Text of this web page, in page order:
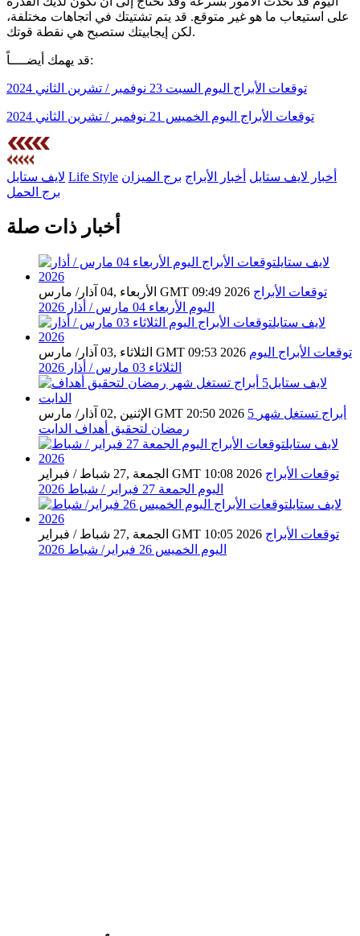
على استيعاب ما هو غير متوقع. قد يتم تشتيتك في اتجاهات مختلفة،
لكن إيجابيتك ستصبح هي نقطة قوتك.
قد يهمك أيضــــاً:
توقعات الأبراج اليوم السبت 23 نوفمبر / تشرين الثاني 2024
توقعات الأبراج اليوم الخميس 21 نوفمبر / تشرين الثاني 2024
لايف ستايل Life Style أخبار لايف ستايل أخبار الأبراج برج الميزان
برج الحمل
أخبار ذات صلة
الأربعاء ,04 آذار/ مارس GMT 09:49 2026 توقعات الأبراج
اليوم الأربعاء 04 مارس / أذار 2026
الثلاثاء ,03 آذار/ مارس GMT 09:53 2026 توقعات الأبراج اليوم
الثلاثاء 03 مارس / أذار 2026
الإثنين ,02 آذار/ مارس GMT 20:50 2026 5 أبراج تستغل شهر
رمضان لتحقيق أهداف الدايت
الجمعة ,27 شباط / فبراير GMT 10:08 2026 توقعات الأبراج​
اليوم الجمعة 27 فبراير / شباط 2026
الجمعة ,27 شباط / فبراير GMT 10:05 2026 توقعات الأبراج​
اليوم الخميس 26 فبراير/ شباط 2026